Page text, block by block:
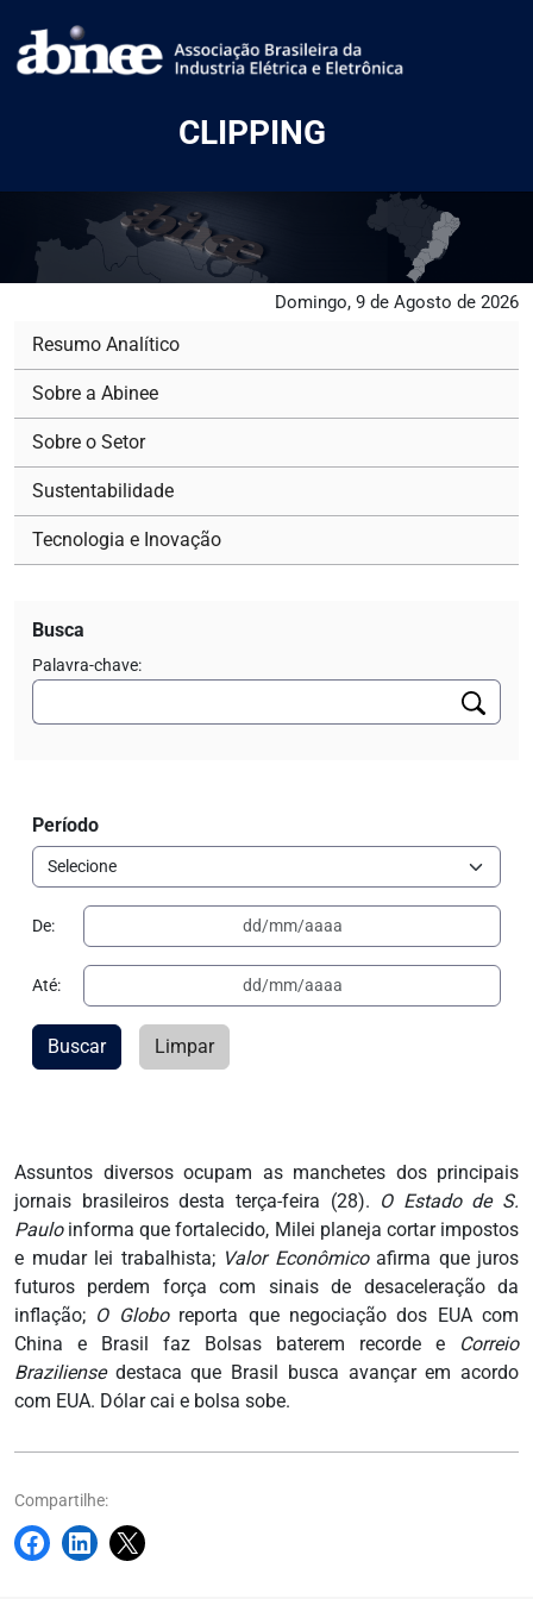
CLIPPING
Domingo, 9 de Agosto de 2026
Assuntos diversos ocupam as manchetes dos principais
jornais brasileiros desta terça-feira (28). O Estado de S.
Pauloinforma que fortalecido, Milei planeja cortar impostos
e mudar lei trabalhista; Valor Econômicoafirma que juros
futuros perdem força com sinais de desaceleração da
inflação; O Globoreporta que negociação dos EUA com
China e Brasil faz Bolsas baterem recorde e
Correio
Braziliensedestaca que Brasil busca avançar em acordo
com EUA. Dólar cai e bolsa sobe.
Compartilhe:
Resumo Analítico
Sobre a Abinee
Sobre o Setor
Sustentabilidade
Tecnologia e Inovação
Busca
Palavra-chave:
Período
De:
Até:
Buscar Limpar